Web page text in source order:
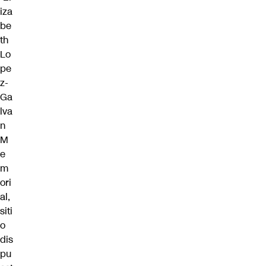
iza
be
th
Lo
pe
z-
Ga
lva
n
M
e
m
ori
al,
siti
o
dis
pu